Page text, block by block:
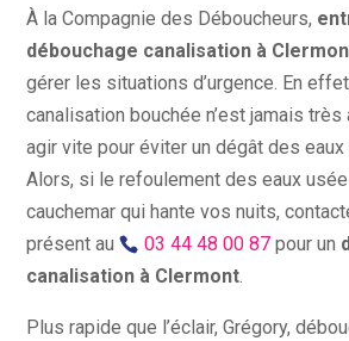
À la Compagnie des Déboucheurs,
débouchage canalisation à
gérer les situations d’urgence. En
canalisation bouchée n’est jamais
agir vite pour éviter un dégât des
Alors, si le refoulement des eaux
cauchemar qui hante vos nuits,
présent au
03 44 48 00 87 pour un
canalisation à Clermont.
Plus rapide que l’éclair, Grégory,